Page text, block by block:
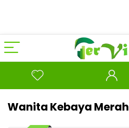
Wanita Kebaya Merah